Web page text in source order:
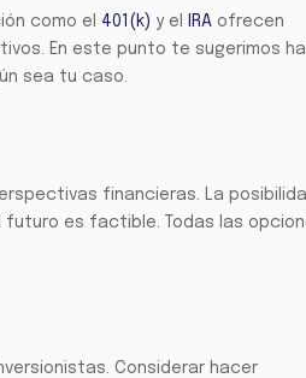
como el 401(k) y el IRA ofrecen
En este punto te sugerimos
sea tu caso.
financieras. La
futuro es factible. Todas las
Considerar hacer